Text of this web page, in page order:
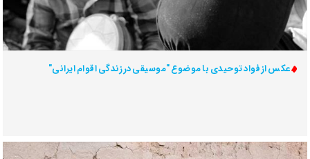
عکس از فواد توحیدی با موضوع "موسیقی در زندگی اقوام ایرانی"